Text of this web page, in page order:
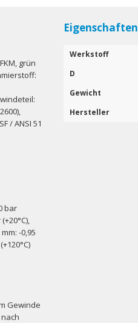
grün
/ ANSI 51
bar
-0,95
Gewinde
Eigenschaften
Werkstoff
D
Gewicht
Hersteller